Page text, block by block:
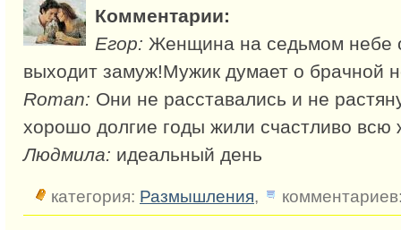
Комментарии:
Егор: Женщина на седьмом небе
выходит замуж!Мужик думает о брачной
Roman: Они не расставались и не
хорошо долгие годы жили счастливо всю
Людмила: идеальный день
категория: Размышления,